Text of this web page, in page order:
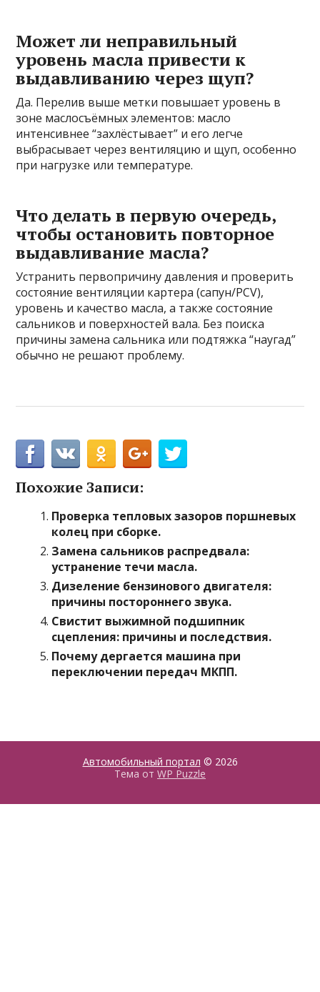
Может ли неправильный
уровень масла привести к
выдавливанию через щуп?
Да. Перелив выше метки повышает уровень в
зоне маслосъёмных элементов: масло
интенсивнее “захлёстывает” и его легче
выбрасывает через вентиляцию и щуп, особенно
при нагрузке или температуре.
Что делать в первую очередь,
чтобы остановить повторное
выдавливание масла?
Устранить первопричину давления и проверить
состояние вентиляции картера (сапун/PCV),
уровень и качество масла, а также состояние
сальников и поверхностей вала. Без поиска
причины замена сальника или подтяжка “наугад”
обычно не решают проблему.
Похожие Записи:
Проверка тепловых зазоров поршневых
колец при сборке.
Замена сальников распредвала:
устранение течи масла.
Дизеление бензинового двигателя:
причины постороннего звука.
Свистит выжимной подшипник
сцепления: причины и последствия.
Почему дергается машина при
переключении передач МКПП.
Автомобильный портал © 2026
Тема от WP Puzzle